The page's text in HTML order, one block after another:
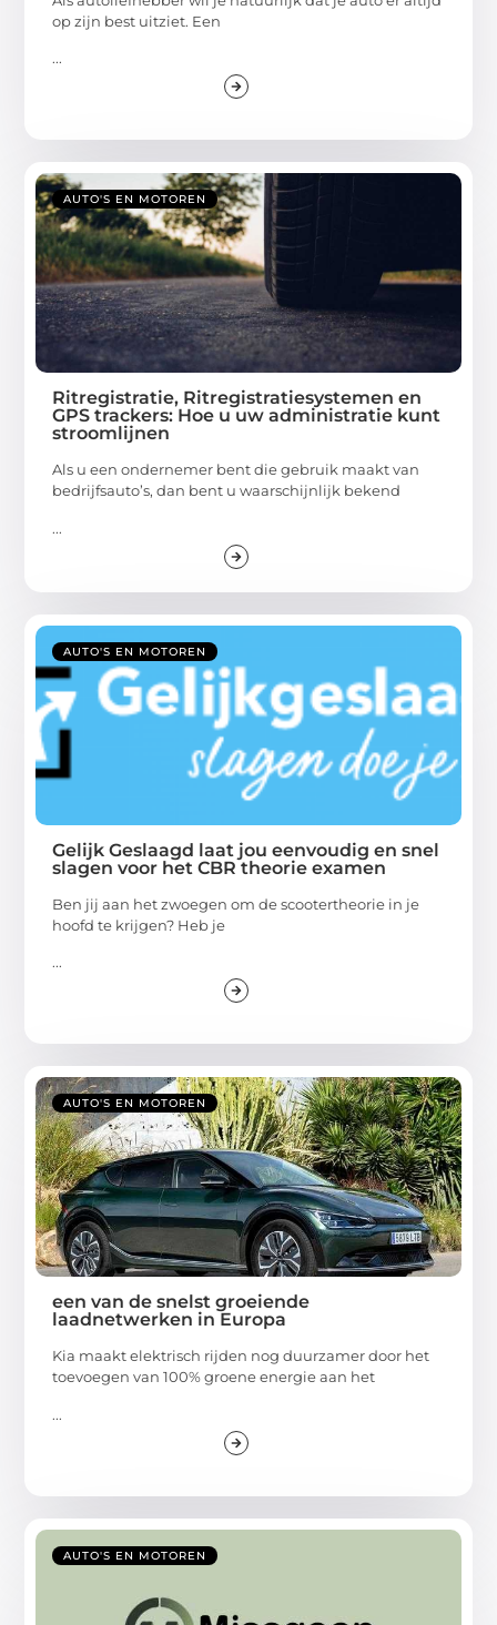
op zijn best uitziet. Een
...
AUTO'S EN MOTOREN
Ritregistratie, Ritregistratiesystemen en
GPS trackers: Hoe u uw administratie kunt
stroomlijnen
Als u een ondernemer bent die gebruik maakt van
bedrijfsauto’s, dan bent u waarschijnlijk bekend
...
AUTO'S EN MOTOREN
Gelijk Geslaagd laat jou eenvoudig en snel
slagen voor het CBR theorie examen
Ben jij aan het zwoegen om de scootertheorie in je
hoofd te krijgen? Heb je
...
AUTO'S EN MOTOREN
een van de snelst groeiende
laadnetwerken in Europa
Kia maakt elektrisch rijden nog duurzamer door het
toevoegen van 100% groene energie aan het
...
AUTO'S EN MOTOREN